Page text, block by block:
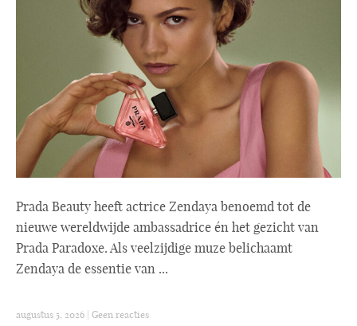
Prada Beauty heeft actrice Zendaya benoemd tot de
nieuwe wereldwijde ambassadrice én het gezicht van
Prada Paradoxe. Als veelzijdige muze belichaamt
Zendaya de essentie van ...
augustus 5, 2026 | Geen reacties